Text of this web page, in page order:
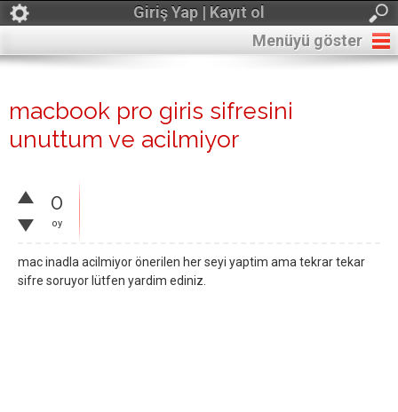
Giriş Yap | Kayıt ol
Menüyü göster
macbook pro giris sifresini
unuttum ve acilmiyor
0
oy
mac inadla acilmiyor önerilen her seyi yaptim ama tekrar tekar
sifre soruyor lütfen yardim ediniz.